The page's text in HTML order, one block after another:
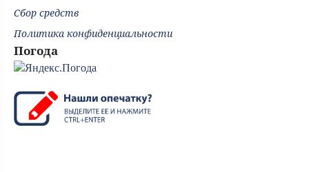
Сбор средств
Политика конфиденциальности
Погода